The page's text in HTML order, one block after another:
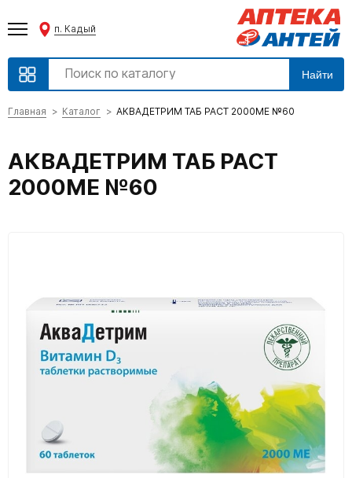
п. Кадый
Найти
Главная Каталог АКВАДЕТРИМ ТАБ РАСТ 2000МЕ №60
АКВАДЕТРИМ ТАБ РАСТ
2000МЕ №60